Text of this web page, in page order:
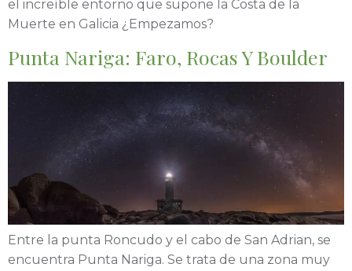
el increíble entorno que supone la Costa de la
Muerte en Galicia ¿Empezamos?
Punta Nariga: Faro, Rocas Y Boulder
Entre la punta Roncudo y el cabo de San Adrian, se
encuentra Punta Nariga. Se trata de una zona muy